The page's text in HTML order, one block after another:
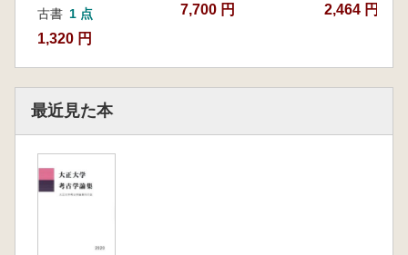
古書 1 点
1,320 円
7,700 円 2,464 円
最近見た本